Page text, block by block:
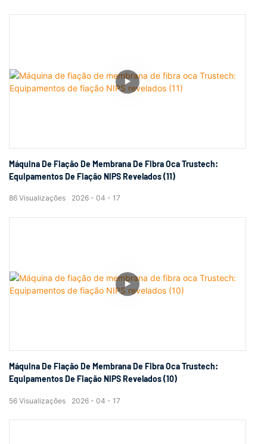
Máquina De Fiação De Membrana De Fibra Oca Trustech:
Equipamentos De Fiação NIPS Revelados (11)
2026 04 17
86 Visualizações
Máquina De Fiação De Membrana De Fibra Oca Trustech:
Equipamentos De Fiação NIPS Revelados (10)
2026 04 17
56 Visualizações